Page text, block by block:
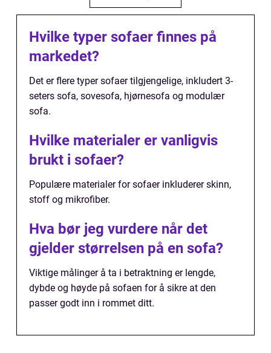
Hvilke typer sofaer finnes på
markedet?
Det er flere typer sofaer tilgjengelige, inkludert 3-
seters sofa, sovesofa, hjørnesofa og modulær
sofa.
Hvilke materialer er vanligvis
brukt i sofaer?
Populære materialer for sofaer inkluderer skinn,
stoff og mikrofiber.
Hva bør jeg vurdere når det
gjelder størrelsen på en sofa?
Viktige målinger å ta i betraktning er lengde,
dybde og høyde på sofaen for å sikre at den
passer godt inn i rommet ditt.